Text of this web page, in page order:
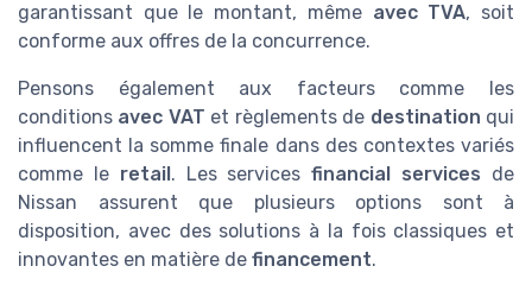
garantissant que le montant, même avec TVA, soit
conforme aux offres de la concurrence.
Pensons également aux facteurs comme les
conditions avec VAT et règlements de destination qui
influencent la somme finale dans des contextes variés
comme le retail . Les servicesfinancial services de
Nissan assurent que plusieurs options sont à
disposition, avec des solutions à la fois classiques et
innovantes en matière de financement.